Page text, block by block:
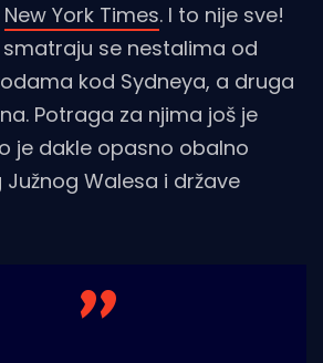
New York Times. I to nije sve!
se nestalima od
kod Sydneya, a druga
Potraga za njima još je
je dakle opasno obalno
Walesa i države